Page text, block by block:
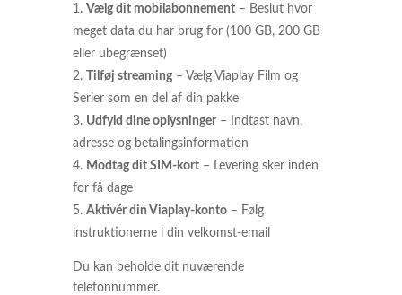
Vælg dit mobilabonnement– Beslut hvor
meget data du har brug for (100 GB, 200 GB
eller ubegrænset)
Tilføj streaming– Vælg Viaplay Film og
Serier som en del af din pakke
Udfyld dine oplysninger– Indtast navn,
adresse og betalingsinformation
Modtag dit SIM-kort– Levering sker inden
for få dage
Aktivér din Viaplay-konto– Følg
instruktionerne i din velkomst-email
Du kan beholde dit nuværende
telefonnummer.